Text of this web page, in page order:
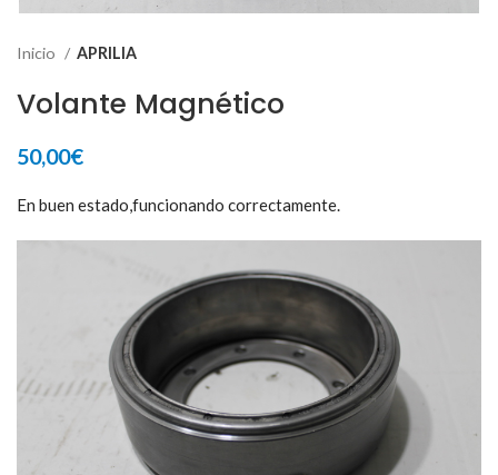
Inicio APRILIA
Volante Magnético
50,00€
En buen estado,funcionando correctamente.